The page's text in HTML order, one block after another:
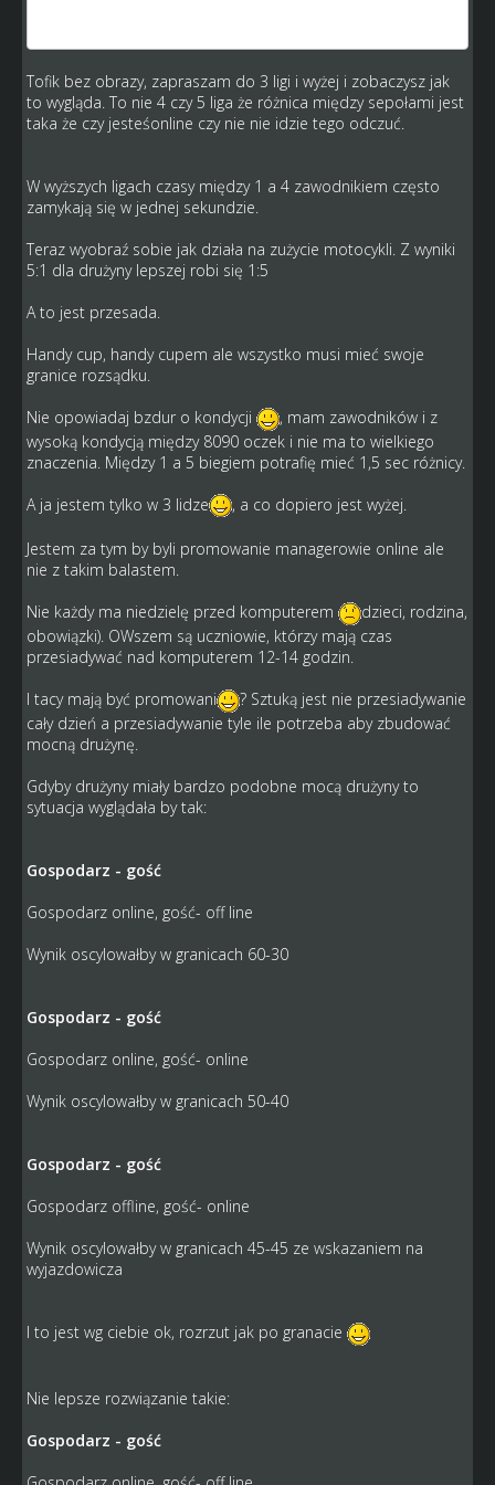
Tofik bez obrazy, zapraszam do 3 ligi i wyżej i zobaczysz jak
to wygląda. To nie 4 czy 5 liga że różnica między sepołami jest
taka że czy jesteśonline czy nie nie idzie tego odczuć.
W wyższych ligach czasy między 1 a 4 zawodnikiem często
zamykają się w jednej sekundzie.
Teraz wyobraź sobie jak działa na zużycie motocykli. Z wyniki
5:1 dla drużyny lepszej robi się 1:5
A to jest przesada.
Handy cup, handy cupem ale wszystko musi mieć swoje
granice rozsądku.
Nie opowiadaj bzdur o kondycji
, mam zawodników i z
wysoką kondycją między 8090 oczek i nie ma to wielkiego
znaczenia. Między 1 a 5 biegiem potrafię mieć 1,5 sec różnicy.
A ja jestem tylko w 3 lidze
, a co dopiero jest wyżej.
Jestem za tym by byli promowanie managerowie online ale
nie z takim balastem.
Nie każdy ma niedzielę przed komputerem
dzieci, rodzina,
obowiązki). OWszem są uczniowie, którzy mają czas
przesiadywać nad komputerem 12-14 godzin.
I tacy mają być promowani
? Sztuką jest nie przesiadywanie
cały dzień a przesiadywanie tyle ile potrzeba aby zbudować
mocną drużynę.
Gdyby drużyny miały bardzo podobne mocą drużyny to
sytuacja wyglądała by tak:
Gospodarz - gość
Gospodarz online, gość- off line
Wynik oscylowałby w granicach 60-30
Gospodarz - gość
Gospodarz online, gość- online
Wynik oscylowałby w granicach 50-40
Gospodarz - gość
Gospodarz offline, gość- online
Wynik oscylowałby w granicach 45-45 ze wskazaniem na
wyjazdowicza
I to jest wg ciebie ok, rozrzut jak po granacie
Nie lepsze rozwiązanie takie:
Gospodarz - gość